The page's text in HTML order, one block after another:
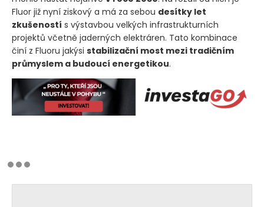
Fluor již nyní ziskový a má za sebou desítky let
zkušeností s výstavbou velkých infrastrukturních
projektů včetně jaderných elektráren. Tato kombinace
činí z Fluoru jakýsi stabilizační most mezi tradičním
průmyslem a budoucí energetikou.